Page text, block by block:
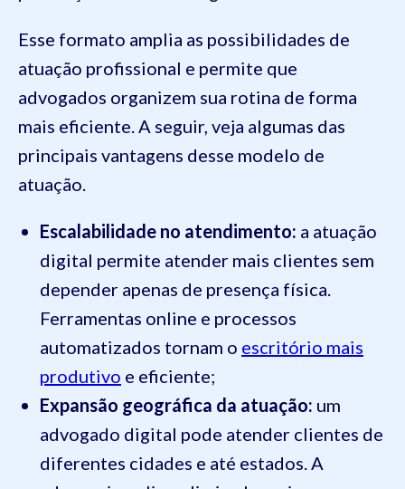
Esse formato amplia as possibilidades de
atuação profissional e permite que
advogados organizem sua rotina de forma
mais eficiente. A seguir, veja algumas das
principais vantagens desse modelo de
atuação.
Escalabilidade no atendimento: a atuação
digital permite atender mais clientes sem
depender apenas de presença física.
Ferramentas online e processos
automatizados tornam o escritório mais
produtivo e eficiente;
Expansão geográfica da atuação: um
advogado digital pode atender clientes de
diferentes cidades e até estados. A